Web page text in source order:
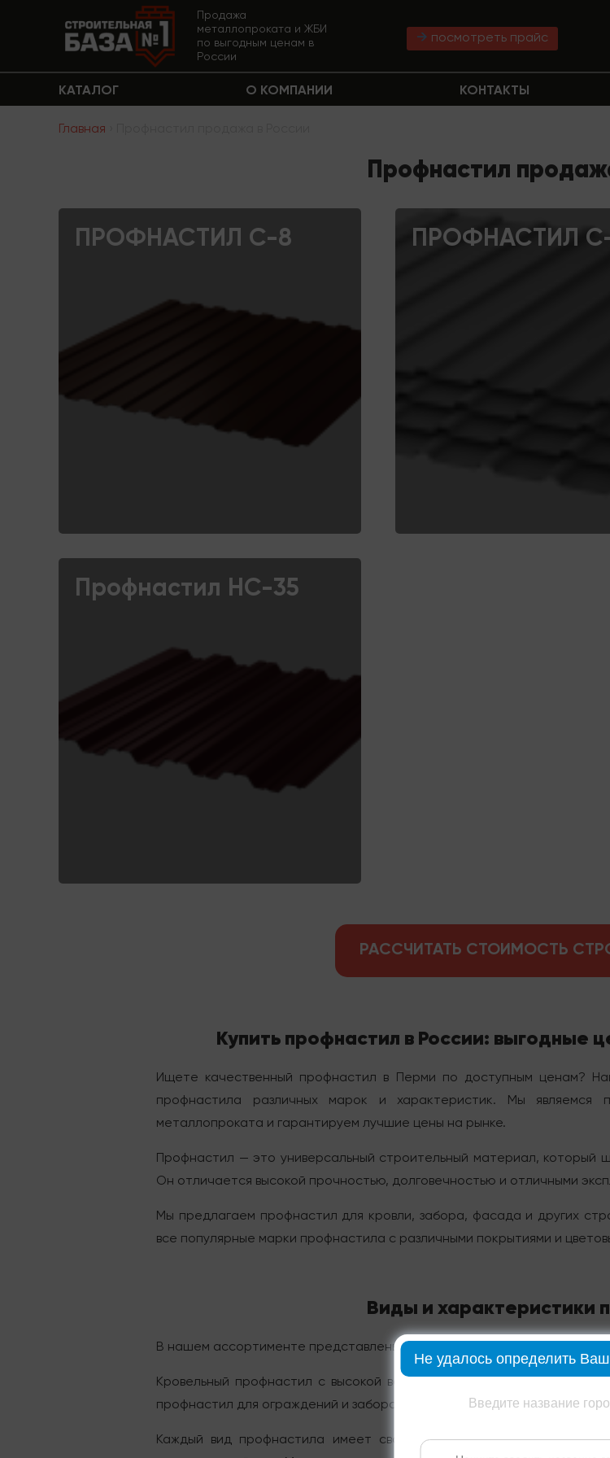
Продажа
металлопроката и ЖБИ
по выгодным ценам в
России
посмотреть прайс
КАТАЛОГ О КОМПАНИИ КОНТАКТЫ
Главная
Профнастил
ПРОФНАСТИЛ С-8 ПРОФНАСТИЛ
Профнастил НС-35
РАССЧИТАТЬ СТОИМОСТЬ
Купить профнастил в России: выгодные
Ищете качественный профнастил в Перми по доступным ценам?
профнастила различных марок и характеристик. Мы являемся
металлопроката и гарантируем лучшие цены на рынке.
Профнастил — это универсальный строительный материал, который
Он отличается высокой прочностью, долговечностью и отличными
Мы предлагаем профнастил для кровли, забора, фасада и других
все популярные марки профнастила с различными покрытиями и
Виды и характеристики
В нашем ассортименте представлены различные виды профнастила:
Кровельный профнастил с высокой волной для скатных крыш.
профнастил для ограждений и заборов. Несущий профнастил для
Каждый вид профнастила имеет свои уникальные
Не удалось определить
Введите название